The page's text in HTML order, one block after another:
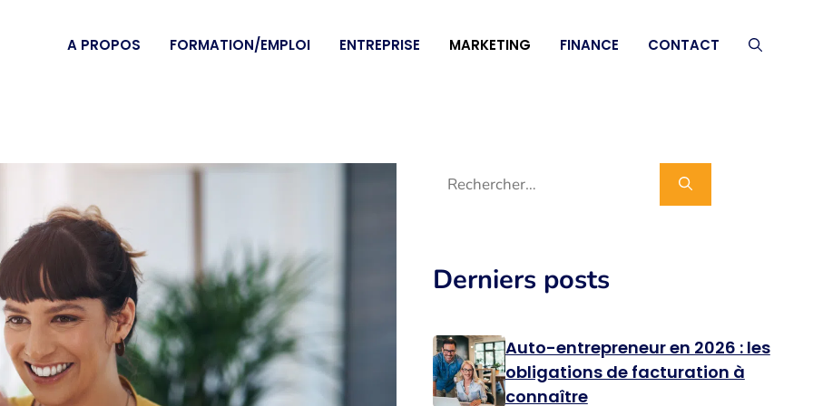
A PROPOS FORMATION/EMPLOI ENTREPRISE MARKETING FINANCE CONTACT
Rechercher :
Derniers posts
Auto-entrepreneur en 2026 : les
obligations de facturation à
connaître